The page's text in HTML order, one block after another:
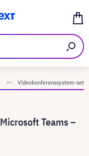
Videokonferenssystem-set
Teams –